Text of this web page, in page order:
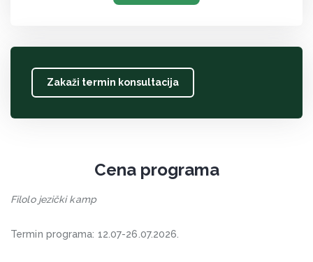
Zakaži termin konsultacija
Cena programa
Filolo jezički kamp
Termin programa: 12.07-26.07.2026.